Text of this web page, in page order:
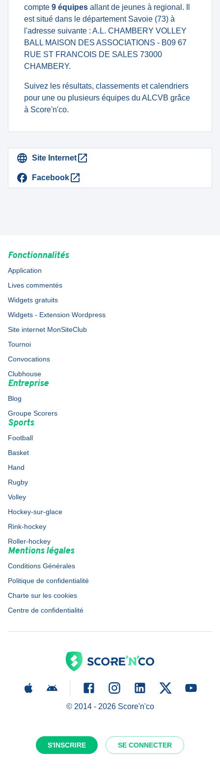
S'INSCRIRE SE CONNECTER
compte 9 équipes allant de jeunes à regional. Il
est situé dans le département Savoie (73) à
l'adresse suivante : A.L. CHAMBERY VOLLEY
BALL MAISON DES ASSOCIATIONS - B09 67
RUE ST FRANCOIS DE SALES 73000
CHAMBERY.
Suivez les résultats, classements et calendriers
pour une ou plusieurs équipes du ALCVB grâce
à Score'n'co.
Site Internet
Facebook
Fonctionnalités
Application
Lives commentés
Widgets gratuits
Widgets - Extension Wordpress
Site internet MonSiteClub
Tournoi
Convocations
Clubhouse
Entreprise
Blog
Groupe Scorers
Sports
Football
Basket
Hand
Rugby
Volley
Hockey-sur-glace
Rink-hockey
Roller-hockey
Mentions légales
Conditions Générales
Politique de confidentialité
Charte sur les cookies
Centre de confidentialité
© 2014 - 2026Score'n'co